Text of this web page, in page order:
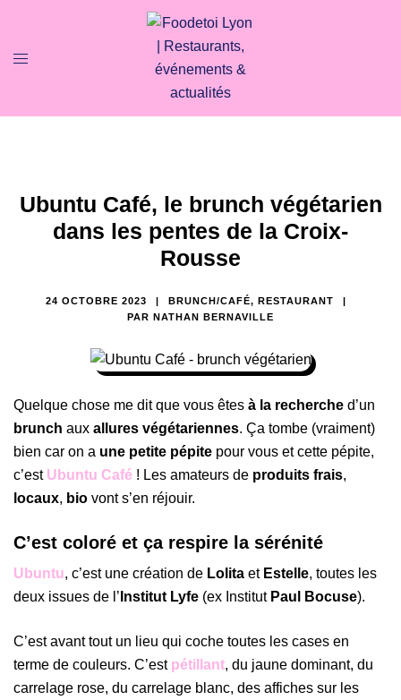
Ubuntu Café, le brunch végétarien
dans les pentes de la Croix-
Rousse
24 OCTOBRE 2023 BRUNCH/CAFÉ, RESTAURANT
PAR NATHAN BERNAVILLE
Quelque chose me dit que vous êtes à la recherche d’un
brunch aux allures végétariennes. Ça tombe (vraiment)
bien car on a une petite pépite pour vous et cette pépite,
c’est Ubuntu Café ! Les amateurs de produits frais,
locaux, bio vont s’en réjouir.
C’est coloré et ça respire la sérénité
Ubuntu, c’est une création de Lolita et Estelle, toutes les
deux issues de l’ Institut Lyfe (ex Institut Paul Bocuse).
C’est avant tout un lieu qui coche toutes les cases en
terme de couleurs. C’est pétillant, du jaune dominant, du
carrelage rose, du carrelage blanc, des affiches sur les